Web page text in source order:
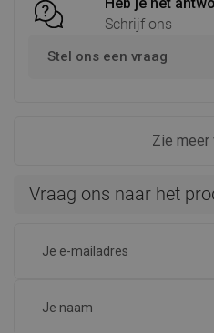
Schrijf ons
Stel ons een vraag
Zie meer
Vraag ons naar het